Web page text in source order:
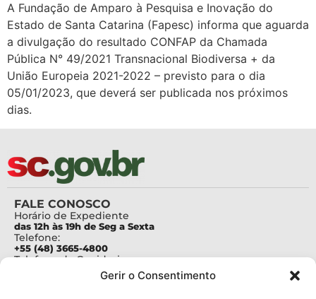
Gerir o Consentimento
A Fundação de Amparo à Pesquisa e Inovação do
Estado de Santa Catarina (Fapesc) informa que aguarda
a divulgação do resultado CONFAP da Chamada
Pública N° 49/2021 Transnacional Biodiversa + da
União Europeia 2021-2022 – previsto para o dia
05/01/2023, que deverá ser publicada nos próximos
dias.
FALE CONOSCO
Horário de Expediente
das 12h às 19h de Seg a Sexta
Telefone:
+55 (48) 3665-4800
Telefone da Ouvidoria